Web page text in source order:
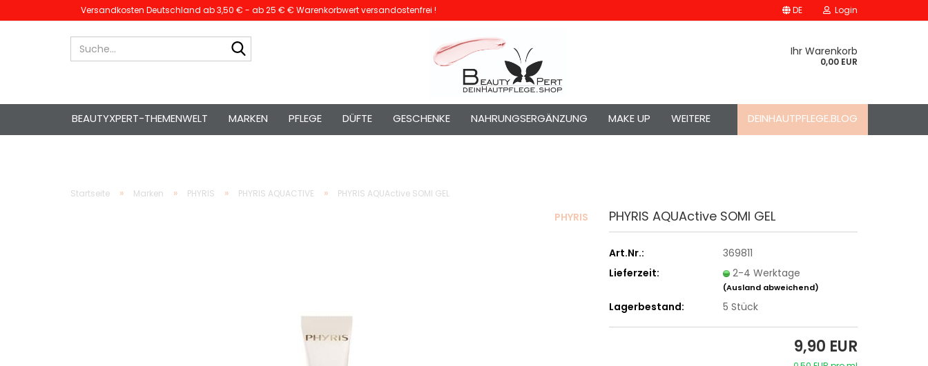
Versandkosten Deutschland ab 3,50 € - ab 25 € € Warenkorbwert versandostenfrei ! DE Login
Ihr Warenkorb
0,00 EUR
BEAUTYXPERT-THEMENWELT MARKEN PFLEGE DÜFTE GESCHENKE NAHRUNGSERGÄNZUNG MAKE UP DEINHAUTPFLEGE.BLOG
WEITERE
Startseite » Marken » PHYRIS » PHYRIS AQUACTIVE » PHYRIS AQUActive SOMI GEL
PHYRIS PHYRIS AQUActive SOMI GEL
Art.Nr.:
369811
Lieferzeit:
2-4 Werktage
(Ausland abweichend)
Lagerbestand: 5 Stück
9,90 EUR